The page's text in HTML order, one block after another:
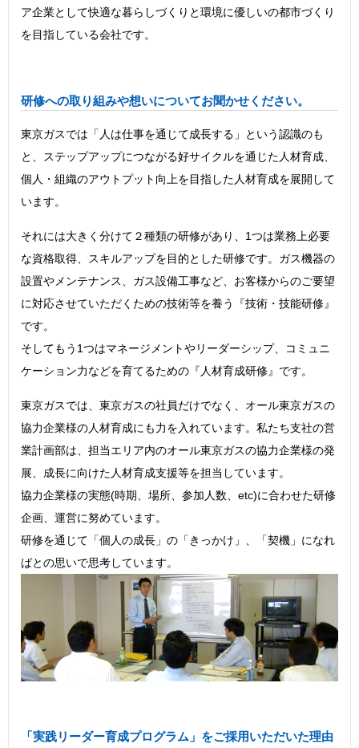
ア企業として快適な暮らしづくりと環境に優しいの都市づくり
を目指している会社です。
研修への取り組みや想いについてお聞かせください。
東京ガスでは「人は仕事を通じて成長する」という認識のも
と、ステップアップにつながる好サイクルを通じた人材育成、
個人・組織のアウトプット向上を目指した人材育成を展開して
います。
それには大きく分けて２種類の研修があり、1つは業務上必要
な資格取得、スキルアップを目的とした研修です。ガス機器の
設置やメンテナンス、ガス設備工事など、お客様からのご要望
に対応させていただくための技術等を養う『技術・技能研修』
です。
そしてもう1つはマネージメントやリーダーシップ、コミュニ
ケーション力などを育てるための『人材育成研修』です。
東京ガスでは、東京ガスの社員だけでなく、オール東京ガスの
協力企業様の人材育成にも力を入れています。私たち支社の営
業計画部は、担当エリア内のオール東京ガスの協力企業様の発
展、成長に向けた人材育成支援等を担当しています。
協力企業様の実態(時期、場所、参加人数、etc)に合わせた研修
企画、運営に努めています。
研修を通じて「個人の成長」の「きっかけ」、「契機」になれ
ばとの思いで思考しています。
「実践リーダー育成プログラム」をご採用いただいた理由